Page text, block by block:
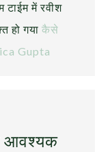
टाईम में रवीश
हो गयाकैसे
Gupta
आवश्यक